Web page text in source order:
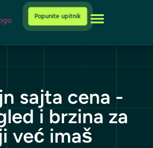
Popunite upitnik
sajta cena -
i brzina za
već imaš